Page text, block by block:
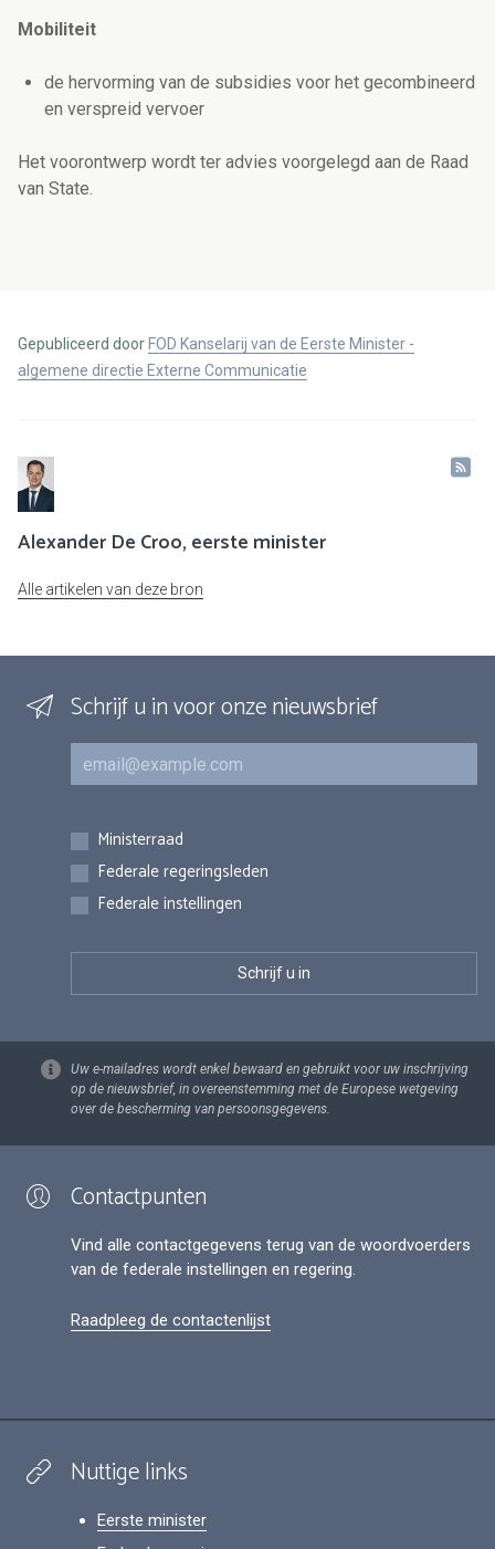
Mobiliteit
de hervorming van de subsidies voor het gecombineerd
en verspreid vervoer
Het voorontwerp wordt ter advies voorgelegd aan de Raad
van State.
Gepubliceerd door FOD Kanselarij van de Eerste Minister -
algemene directie Externe Communicatie
Alexander De Croo, eerste minister
Alle artikelen van deze bron
Schrijf u in voor onze nieuwsbrief
E-mail
Inschrijvingen
Ministerraad
Federale regeringsleden
Federale instellingen
Uw e-mailadres wordt enkel bewaard en gebruikt voor uw inschrijving
op de nieuwsbrief, in overeenstemming met de Europese wetgeving
over de bescherming van persoonsgegevens.
Contactpunten
Vind alle contactgegevens terug van de woordvoerders
van de federale instellingen en regering.
Raadpleeg de contactenlijst
Nuttige links
Eerste minister